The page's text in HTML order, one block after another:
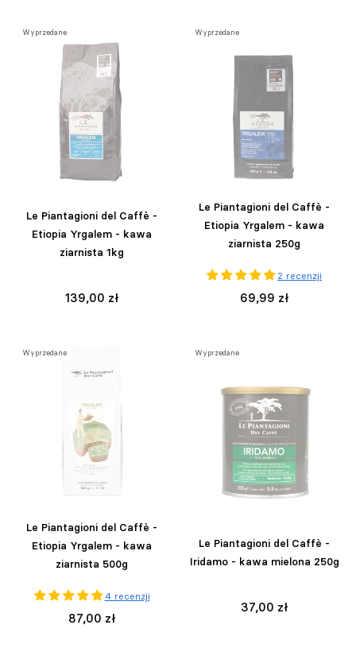
Wyprzedane
Le Piantagioni del Caffè -
Etiopia Yrgalem - kawa
ziarnista 1kg
139,00 zł
Wyprzedane
Le Piantagioni del Caffè -
Etiopia Yrgalem - kawa
ziarnista 250g
2 recenzji
69,99 zł
Wyprzedane
Le Piantagioni del Caffè -
Etiopia Yrgalem - kawa
ziarnista 500g
4 recenzji
87,00 zł
Wyprzedane
Le Piantagioni del Caffè -
Iridamo - kawa mielona 250g
37,00 zł